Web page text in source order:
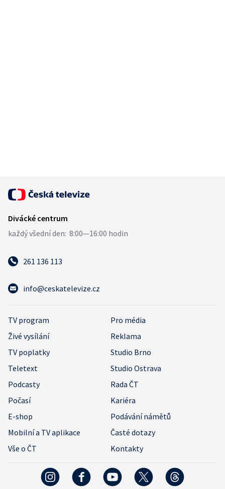
261 136 113
info@ceskatelevize.cz
TV program
Pro média
Živé vysílání
Reklama
TV poplatky
Studio Brno
Teletext
Studio Ostrava
Podcasty
Rada ČT
Počasí
Kariéra
E-shop
Podávání námětů
Mobilní a TV aplikace
Časté dotazy
Vše o ČT
Kontakty